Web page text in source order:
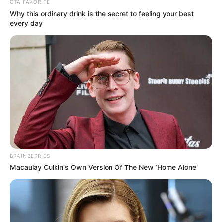
Rogán Antal találmánya újra kényes pont lett
CTA FAVORITE
Why this ordinary drink is the secret to feeling your best
every day
BRAINBERRIES
Macaulay Culkin's Own Version Of The New ‘Home Alone’